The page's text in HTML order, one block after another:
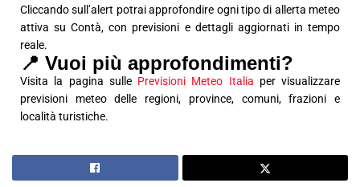
Cliccando sull’alert potrai approfondire ogni tipo di allerta meteo
attiva su Contà, con previsioni e dettagli aggiornati in tempo
reale.
📍 Vuoi più approfondimenti?
Visita la pagina sulle Previsioni Meteo Italia per visualizzare
previsioni meteo delle regioni, province, comuni, frazioni e
località turistiche.